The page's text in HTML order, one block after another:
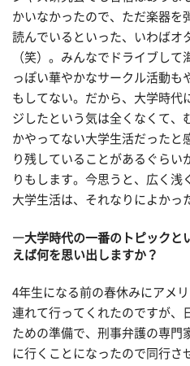
かいなかったので、ただ楽器を
読んでいるといった、いわば
（笑）。みんなでドライブし
っぽい華やかなサークル活動も
もしてない。だから、大学時代
ジしたという気は全くなくて、
かやってない大学生活だったと
り残していることがあるぐらい
りもします。今思うと、広く浅
大学生活は、それなりによかっ
―大学時代の一番のトピックと
えば何を思い出しますか？
4年生になる前の春休みにアメ
連れて行ってくれたのですが、
ための準備で、刑事弁護の専門
に行くことになったので同行さ